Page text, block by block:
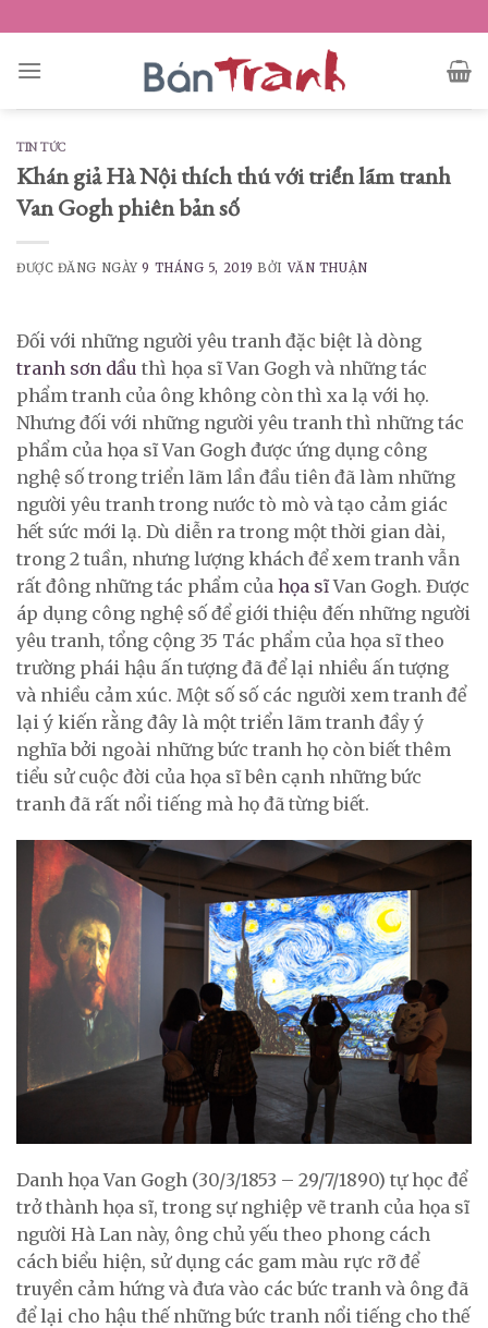
to
content
TIN TỨC
Khán giả Hà Nội thích thú với triển lãm tranh
Van Gogh phiên bản số
ĐƯỢC ĐĂNG NGÀY9 THÁNG 5, 2019 BỞIVĂN THUẬN
Đối với những người yêu tranh đặc biệt là dòng
tranh sơn dầu thì họa sĩ Van Gogh và những tác
phẩm tranh của ông không còn thì xa lạ với họ.
Nhưng đối với những người yêu tranh thì những tác
phẩm của họa sĩ Van Gogh được ứng dụng công
nghệ số trong triển lãm lần đầu tiên đã làm những
người yêu tranh trong nước tò mò và tạo cảm giác
hết sức mới lạ. Dù diễn ra trong một thời gian dài,
trong 2 tuần, nhưng lượng khách để xem tranh vẫn
rất đông những tác phẩm của họa sĩVan Gogh. Được
áp dụng công nghệ số để giới thiệu đến những người
yêu tranh, tổng cộng 35 Tác phẩm của họa sĩ theo
trường phái hậu ấn tượng đã để lại nhiều ấn tượng
và nhiều cảm xúc. Một số số các người xem tranh để
lại ý kiến rằng đây là một triển lãm tranh đầy ý
nghĩa bởi ngoài những bức tranh họ còn biết thêm
tiểu sử cuộc đời của họa sĩ bên cạnh những bức
tranh đã rất nổi tiếng mà họ đã từng biết.
Danh họa Van Gogh (30/3/1853 – 29/7/1890) tự học để
trở thành họa sĩ, trong sự nghiệp vẽ tranh của họa sĩ
người Hà Lan này, ông chủ yếu theo phong cách
cách biểu hiện, sử dụng các gam màu rực rỡ để
truyền cảm hứng và đưa vào các bức tranh và ông đã
để lại cho hậu thế những bức tranh nổi tiếng cho thế